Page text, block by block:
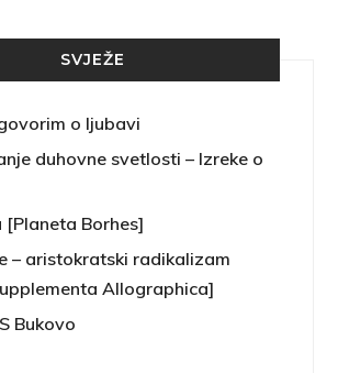
SVJEŽE
o ljubavi
duhovne svetlosti – Izreke o
Borhes]
– aristokratski radikalizam
Allographica]
Bukovo